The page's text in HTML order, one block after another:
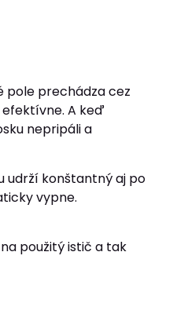
pole prechádza cez
A keď
nepripáli a
udrží konštantný aj po
vypne.
použitý istič a tak